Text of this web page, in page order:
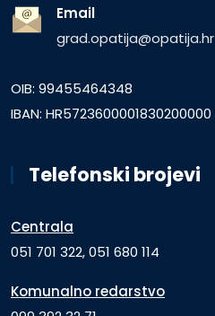
Email
grad.opatija@opatija.hr
OIB: 99455464348
IBAN: HR5723600001830200000
Telefonski brojevi
Centrala
051 701 322, 051 680 114
Komunalno redarstvo